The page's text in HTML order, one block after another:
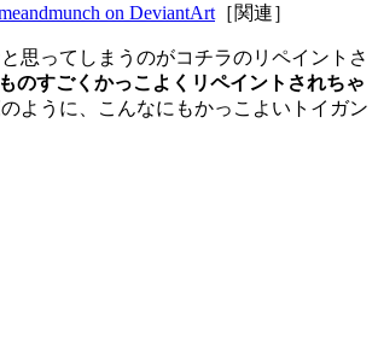
on DeviantArt ［関連］
思ってしまうのがコチラのリペイントさ
ものすごくかっこよくリペイントされちゃ
ように、こんなにもかっこよいトイガン